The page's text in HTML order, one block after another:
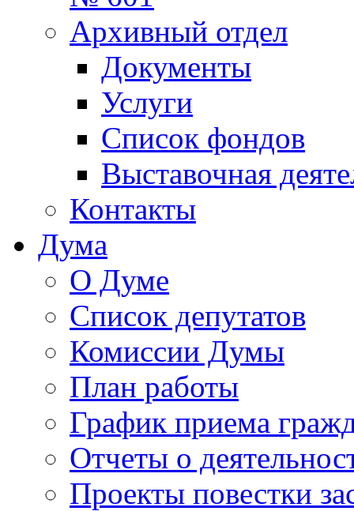
Архивный отдел
Документы
Услуги
Список фондов
Выставочная
Контакты
Дума
О Думе
Список депутатов
Комиссии Думы
План работы
График приема
Отчеты о
Проекты повестки